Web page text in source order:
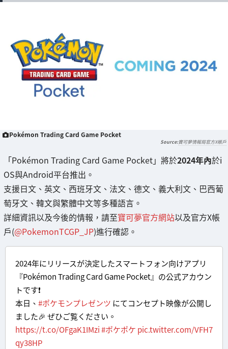
Pokémon Trading Card Game Pocket
寶可夢情報局官方X帳戶
「Pokémon Trading Card Game Pocket」將於2024年內於i
OS與Android平台推出。
支援日文、英文、西班牙文、法文、德文、義大利文、巴西葡
萄牙文、韓文與繁體中文等多種語言。
詳細資訊以及今後的情報，請至寶可夢官方網站以及官方X帳
戶(@PokemonTCGP_JP)進行確認。
2024年にリリースが決定したスマートフォン向けアプリ
『Pokémon Trading Card Game Pocket』の公式アカウン
トです❗️
本日、 #ポケモンプレゼンツ にてコンセプト映像が公開し
ました🎉 ぜひご覧ください。
https://t.co/OFgaK1IMzi#ポケポケ pic.twitter.com/VFH7
qy38HP